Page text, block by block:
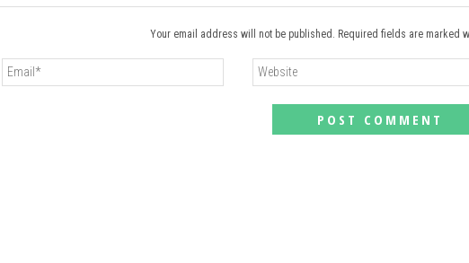
Your email address will not be published. Required fields are marked